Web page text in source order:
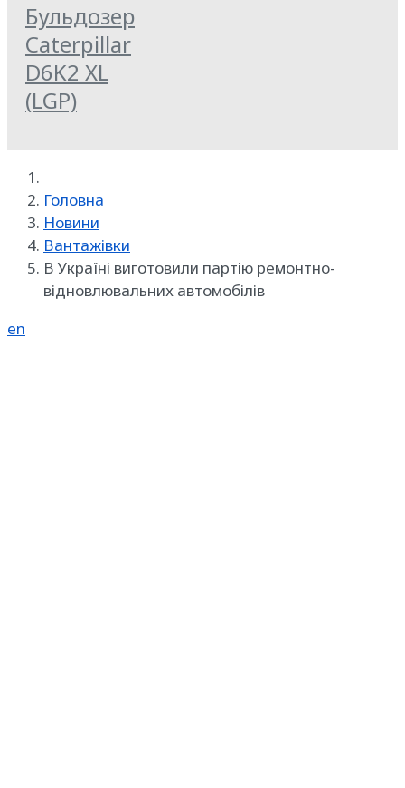
Бульдозер
Caterpillar
D6K2 XL
(LGP)
Головна
Новини
Вантажівки
В Україні виготовили партію ремонтно-
відновлювальних автомобілів
en